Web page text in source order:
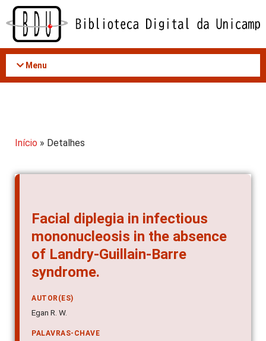
Acessar
conteúdo
Menu
Início » Detalhes
Facial diplegia in infectious
mononucleosis in the absence
of Landry-Guillain-Barre
syndrome.
AUTOR(ES)
Egan R. W.
PALAVRAS-CHAVE